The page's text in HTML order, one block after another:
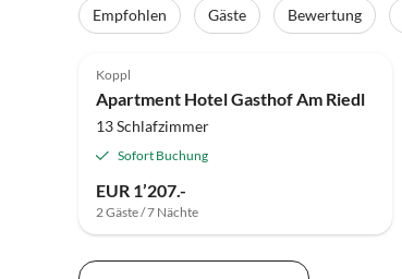
Empfohlen Gäste Bewertung
Koppl
Apartment Hotel Gasthof Am Riedl
13 Schlafzimmer
Sofort Buchung
EUR 1’207.-
2 Gäste / 7 Nächte